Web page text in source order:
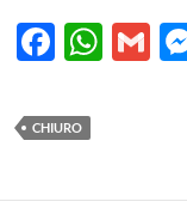
F
e
b
o
W
A
G
CHIURO